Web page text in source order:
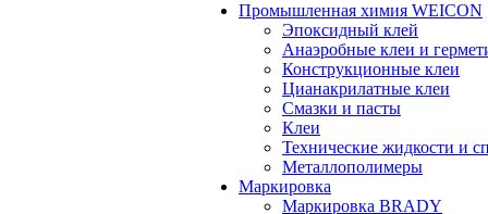
Промышленная химия WEICON
Эпоксидный клей
Анаэробные клеи и
Конструкционные клеи
Цианакрилатные клеи
Смазки и пасты
Клеи
Технические жидкости и
Металлополимеры
Маркировка
Маркировка BRADY